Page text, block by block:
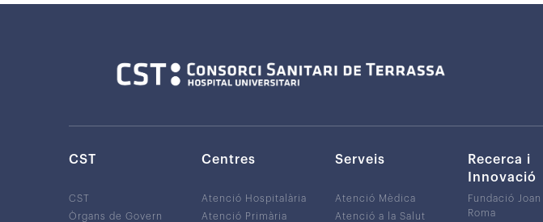
CST
CST
Òrgans de Govern
Centres
Atenció Hospitalària
Atenció Primària
Serveis
Atenció Mèdica
Atenció a la Salut
Recerca i
Innovació
Fundació
Roma